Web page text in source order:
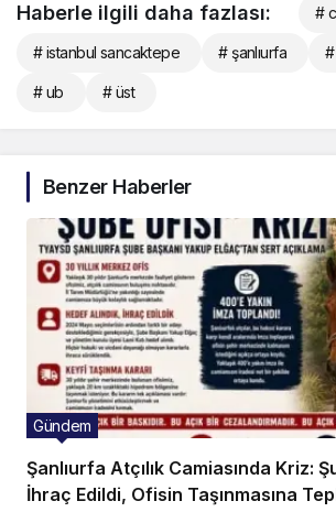
Haberle ilgili daha fazlası: #
# istanbul sancaktepe # şanlıurfa
# ub # üst
Benzer Haberler
Şanlıurfa Atçılık Camiasında Kriz:
İhraç Edildi, Ofisin Taşınmasına
Gündem